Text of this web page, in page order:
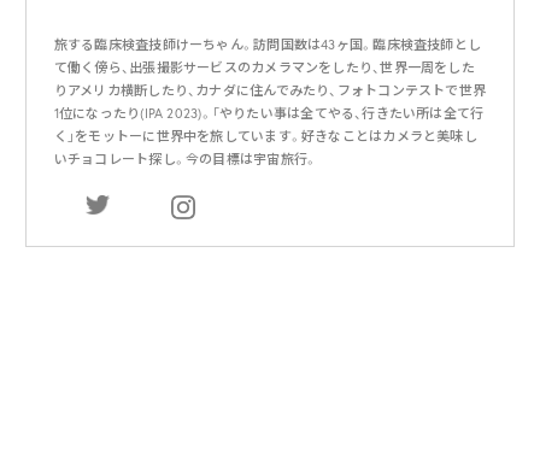
旅する臨床検査技師けーちゃん。訪問国数は43ヶ国。臨床検査技師とし
て働く傍ら、出張撮影サービスのカメラマンをしたり、世界一周をした
りアメリカ横断したり、カナダに住んでみたり、フォトコンテストで世界
1位になったり(IPA 2023)。「やりたい事は全てやる、行きたい所は全て行
く」をモットーに世界中を旅しています。好きなことはカメラと美味し
いチョコレート探し。今の目標は宇宙旅行。